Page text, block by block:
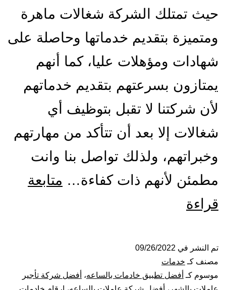
حيث تمتلك الشركة شغالات ماهرة
ومتميزة بتقديم خدماتها وحاصلة على
شهادات ومؤهلات عليا، كما أنهم
يمتازون بسرعتهم بتقديم خدماتهم
لأن شركتنا لا تقبل بتوظيف أي
شغالات إلا بعد أن تتأكد من مهارتهم
وخبراتهم، ولذلك تواصل بنا وانت
مطمئن لأنهم ذات كفاءة… متابعة
قراءة
بالساعة
بالطائف
تم النشر في 09/26/2022
مصنف كـ خدمات
موسوم كـ أفضل تطبيق خادمات بالساعه، أفضل شركة تأجير